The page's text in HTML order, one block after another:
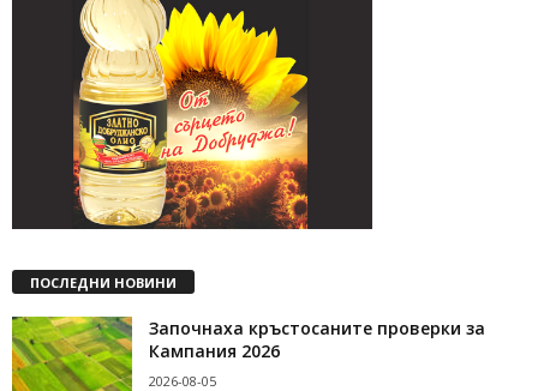
ПОСЛЕДНИ НОВИНИ
Започнаха кръстосаните проверки за
Кампания 2026
2026-08-05